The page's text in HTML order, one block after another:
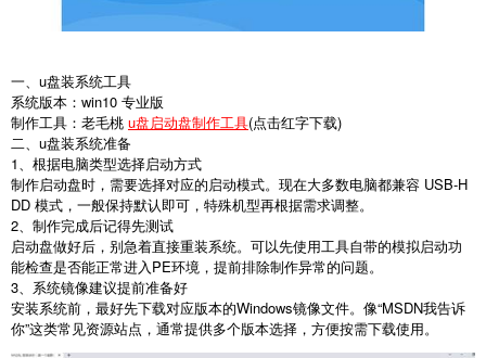
一、u盘装系统工具
系统版本：win10 专业版
制作工具：老毛桃 u盘启动盘制作工具(点击红字下载)
二、u盘装系统准备
1、根据电脑类型选择启动方式
制作启动盘时，需要选择对应的启动模式。现在大多数电脑都兼容 USB-H
DD 模式，一般保持默认即可，特殊机型再根据需求调整。
2、制作完成后记得先测试
启动盘做好后，别急着直接重装系统。可以先使用工具自带的模拟启动功
能检查是否能正常进入PE环境，提前排除制作异常的问题。
3、系统镜像建议提前准备好
安装系统前，最好先下载对应版本的Windows镜像文件。像“MSDN我告诉
你”这类常见资源站点，通常提供多个版本选择，方便按需下载使用。